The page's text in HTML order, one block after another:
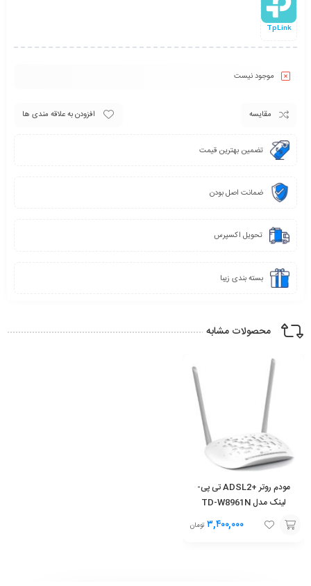
TpLink
موجود نیست
مقایسه افزودن به علاقه مندی ها
تضمین بهترین قیمت
ضمانت اصل بودن
تحویل اکسپرس
بسته بندی زیبا
محصولات مشابه
مودم روتر +ADSL2 تی پی-
لینک مدل TD-W8961N
۳,۴۰۰,۰۰۰ تومان